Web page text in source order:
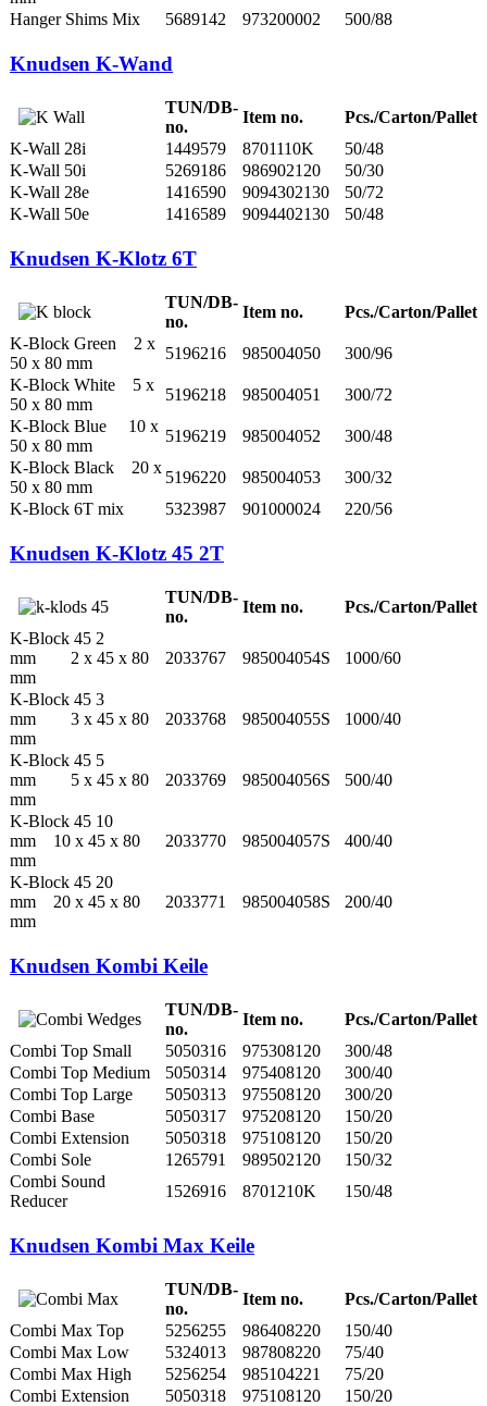
Hanger Shims Mix
5689142 973200002 500/88
Knudsen K-Wand
TUN/DB-
no.
Item no.
Pcs./Carton/Pallet
K-Wall 28i
1449579 8701110K
50/48
K-Wall 50i
5269186 986902120
50/30
K-Wall 28e
1416590 9094302130
50/72
K-Wall 50e
1416589 9094402130 50/48
Knudsen K-Klotz 6T
TUN/DB-
no.
Item no.
Pcs./Carton/Pallet
K-Block Green 2 x
50 x 80 mm
5196216 985004050
300/96
K-Block White 5 x
50 x 80 mm
5196218 985004051
300/72
K-Block Blue 10 x
50 x 80 mm
5196219 985004052
300/48
K-Block Black 20 x
50 x 80 mm
5196220 985004053
300/32
K-Block 6T mix
5323987 901000024 220/56
Knudsen K-Klotz 45 2T
TUN/DB-
no.
Item no.
Pcs./Carton/Pallet
K-Block 45 2
mm 2 x 45 x 80
mm
2033767 985004054S 1000/60
K-Block 45 3
mm 3 x 45 x 80
mm
2033768 985004055S 1000/40
K-Block 45 5
mm 5 x 45 x 80
mm
2033769 985004056S 500/40
K-Block 45 10
mm 10 x 45 x 80
mm
2033770 985004057S 400/40
K-Block 45 20
mm 20 x 45 x 80
mm
2033771 985004058S 200/40
Knudsen Kombi Keile
TUN/DB-
no.
Item no.
Pcs./Carton/Pallet
Combi Top Small
5050316 975308120
300/48
Combi Top Medium
5050314 975408120
300/40
Combi Top Large
5050313 975508120
300/20
Combi Base
5050317 975208120
150/20
Combi Extension
5050318 975108120
150/20
Combi Sole
1265791 989502120
150/32
Combi Sound
Reducer
1526916 8701210K 150/48
Knudsen Kombi Max Keile
TUN/DB-
no.
Item no.
Pcs./Carton/Pallet
Combi Max Top
5256255 986408220
150/40
Combi Max Low
5324013 987808220
75/40
Combi Max High
5256254 985104221
75/20
Combi Extension
5050318 975108120
150/20